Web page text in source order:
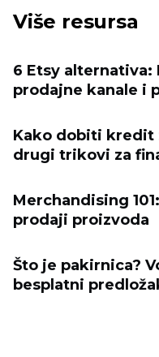
Više resursa
6 Etsy
prodajne kanale i
Kako dobiti kredit
drugi trikovi za
Merchandising
prodaji proizvoda
Što je pakirnica?
besplatni